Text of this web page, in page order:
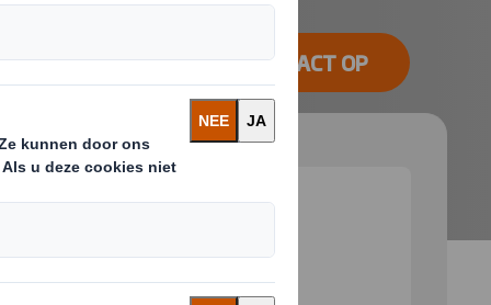
NEEM CONTACT OP
and next buttons to move between slides. Only